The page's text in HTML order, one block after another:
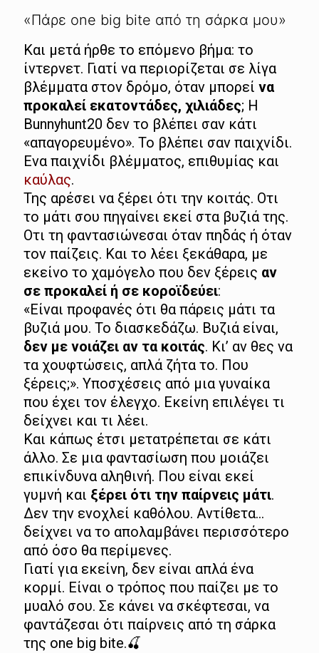
«Πάρε one big bite από τη σάρκα μου»
Και μετά ήρθε το επόμενο βήμα: το
ίντερνετ. Γιατί να περιορίζεται σε λίγα
βλέμματα στον δρόμο, όταν μπορεί να
προκαλεί εκατοντάδες, χιλιάδες; Η
Bunnyhunt20 δεν το βλέπει σαν κάτι
«απαγορευμένο». Το βλέπει σαν παιχνίδι.
Ενα παιχνίδι βλέμματος, επιθυμίας και
καύλας.
Της αρέσει να ξέρει ότι την κοιτάς. Οτι
το μάτι σου πηγαίνει εκεί στα βυζιά της.
Οτι τη φαντασιώνεσαι όταν πηδάς ή όταν
τον παίζεις. Και το λέει ξεκάθαρα, με
εκείνο το χαμόγελο που δεν ξέρεις αν
σε προκαλεί ή σε κοροϊδεύει:
«Είναι προφανές ότι θα πάρεις μάτι τα
βυζιά μου. Το διασκεδάζω. Βυζιά είναι,
δεν με νοιάζει αν τα κοιτάς. Κι’ αν θες να
τα χουφτώσεις, απλά ζήτα το. Που
ξέρεις;». Υποσχέσεις από μια γυναίκα
που έχει τον έλεγχο. Εκείνη επιλέγει τι
δείχνει και τι λέει.
Και κάπως έτσι μετατρέπεται σε κάτι
άλλο. Σε μια φαντασίωση που μοιάζει
επικίνδυνα αληθινή. Που είναι εκεί
γυμνή και ξέρει ότι την παίρνεις μάτι.
Δεν την ενοχλεί καθόλου. Αντίθετα…
δείχνει να το απολαμβάνει περισσότερο
από όσο θα περίμενες.
Γιατί για εκείνη, δεν είναι απλά ένα
κορμί. Είναι ο τρόπος που παίζει με το
μυαλό σου. Σε κάνει να σκέφτεσαι, να
φαντάζεσαι ότι παίρνεις από τη σάρκα
της one big bite.🍒